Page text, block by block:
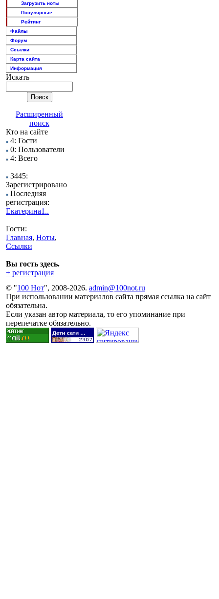
Загрузить ноты
Популярные
Рейтинг
Файлы
Форум
Ссылки
Карта сайта
Информация
Искать
Расширенный
поиск
Кто на сайте
4: Гости
0: Пользователи
4: Всего
3445:
Зарегистрировано
Последняя
регистрация:
Екатерина1..
Гости:
Главная, Ноты,
Ссылки
Вы гость здесь.
+ регистрация
© "100 Нот", 2008-2026. admin@100not.ru
При использовании материалов сайта прямая ссылка на сайт
обязательна.
Если указан автор материала, то его упоминание при
перепечатке обязательно.